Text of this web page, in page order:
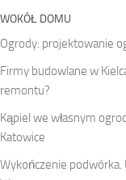
WOKÓŁ DOMU
Ogrody: projektowanie
Firmy budowlane w
remontu?
Kąpiel we własnym
Katowice
Wykończenie